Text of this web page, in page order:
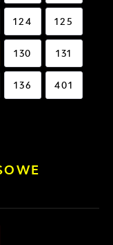
124 125
130 131
136 401